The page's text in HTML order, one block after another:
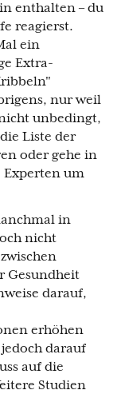
enthalten – du
reagierst.
ein
Extra-
nur weil
unbedingt,
Liste der
oder gehe in
Experten um
in
nicht
Gesundheit
darauf,
erhöhen
darauf
auf die
Studien